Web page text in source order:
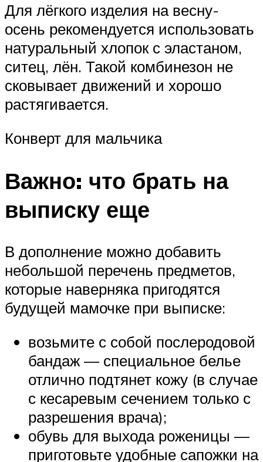
Для лёгкого изделия на весну-
осень рекомендуется использовать
натуральный хлопок с эластаном,
ситец, лён. Такой комбинезон не
сковывает движений и хорошо
растягивается.
Конверт для мальчика
Важно: что брать на
выписку еще
В дополнение можно добавить
небольшой перечень предметов,
которые наверняка пригодятся
будущей мамочке при выписке:
возьмите с собой послеродовой
бандаж — специальное белье
отлично подтянет кожу (в случае
с кесаревым сечением только с
разрешения врача);
обувь для выхода роженицы —
приготовьте удобные сапожки на